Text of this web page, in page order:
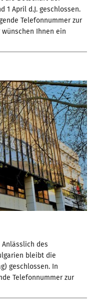
1 April d.J. geschlossen.
Telefonnummer zur
wünschen Ihnen ein
des
bleibt die
geschlossen. In
Telefonnummer zur